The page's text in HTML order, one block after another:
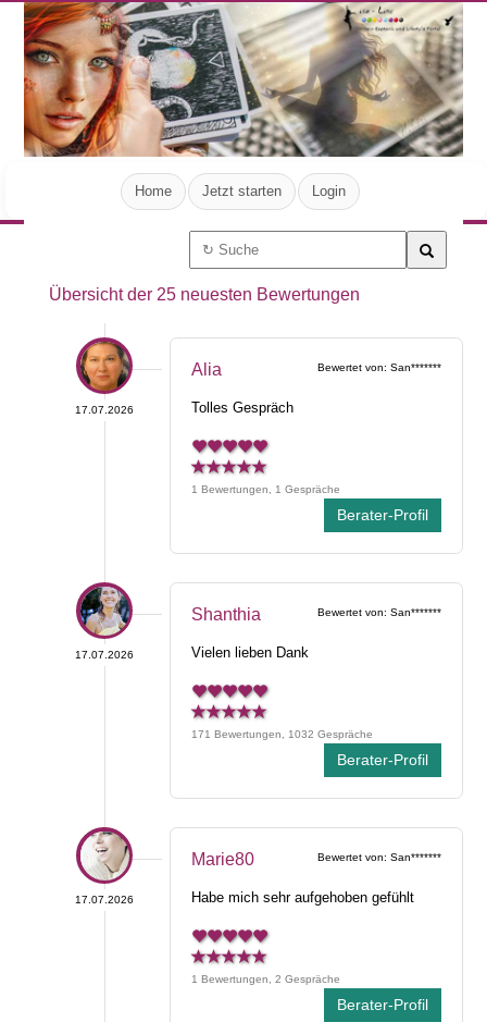
Home Jetzt starten Login
Übersicht der 25 neuesten Bewertungen
17.07.2026
Bewertet von: San*******
Alia
Tolles Gespräch
1 Bewertungen, 1 Gespräche
Berater-Profil
17.07.2026
Bewertet von: San*******
Shanthia
Vielen lieben Dank
171 Bewertungen, 1032 Gespräche
Berater-Profil
17.07.2026
Bewertet von: San*******
Marie80
Habe mich sehr aufgehoben gefühlt
1 Bewertungen, 2 Gespräche
Berater-Profil